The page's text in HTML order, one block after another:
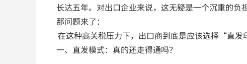
长达五年。对出口企业来说，这无疑是一个沉重的负担
那问题来了：
在这种高关税压力下，出口商到底是应该选择“直
一、直发模式：真的还走得通吗？